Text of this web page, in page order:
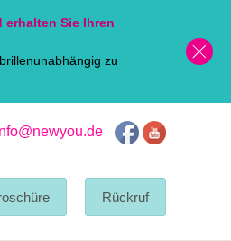
Sie Ihren
zu
Rückruf